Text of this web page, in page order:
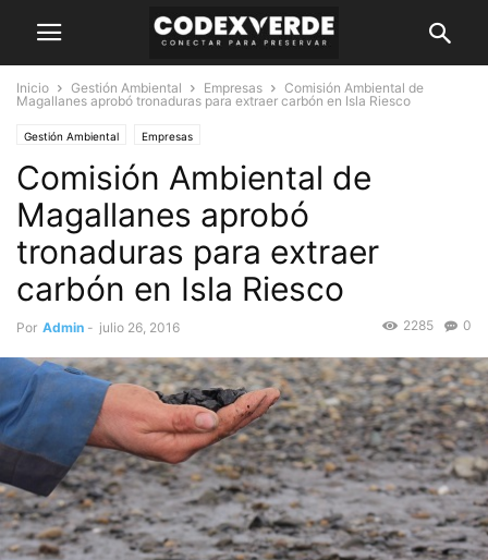
Inicio Gestión Ambiental Empresas
Comisión Ambiental de
Magallanes aprobó tronaduras para extraer carbón en Isla Riesco
Gestión Ambiental Empresas
Comisión Ambiental de
Magallanes aprobó
tronaduras para extraer
carbón en Isla Riesco
Por Admin - julio 26, 2016 0
2285